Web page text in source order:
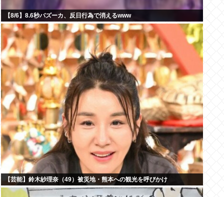
【8/6】8.6秒バズーカ、反日行為で消えるwww
【芸能】鈴木紗理奈（49）被災地・熊本への観光を呼びかけ